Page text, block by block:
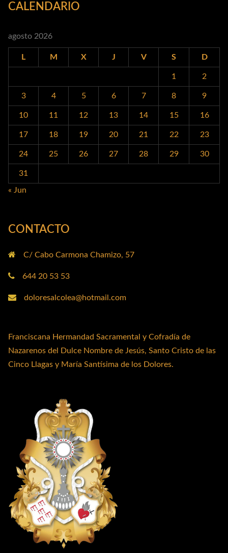
CALENDARIO
agosto 2026
L M X J V S D
1 2
3 4 5 6 7 8 9
10 11 12 13 14 15 16
17 18 19 20 21 22 23
24 25 26 27 28 29 30
31
« Jun
CONTACTO
C/ Cabo Carmona Chamizo, 57
644 20 53 53
doloresalcolea@hotmail.com
Franciscana Hermandad Sacramental y Cofradía de
Nazarenos del Dulce Nombre de Jesús, Santo Cristo de las
Cinco Llagas y María Santísima de los Dolores.